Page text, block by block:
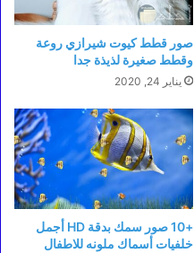
صور قطط كيوت شيرازي روعة
وقطط صغيرة لذيذة جدا
يناير 24, 2020
+10 صور سمك بدقة HD أجمل
خلفيات أسماك ملونه للاطفال